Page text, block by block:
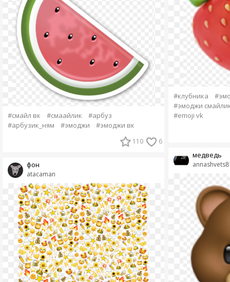
#смайл вк #смаайлик
#арбуз
#арбузик_ням
#эмоджи #эмоджи вк
110 6
atacaman
фон
#клубника
#эмоджи
#emoji vk
медведь